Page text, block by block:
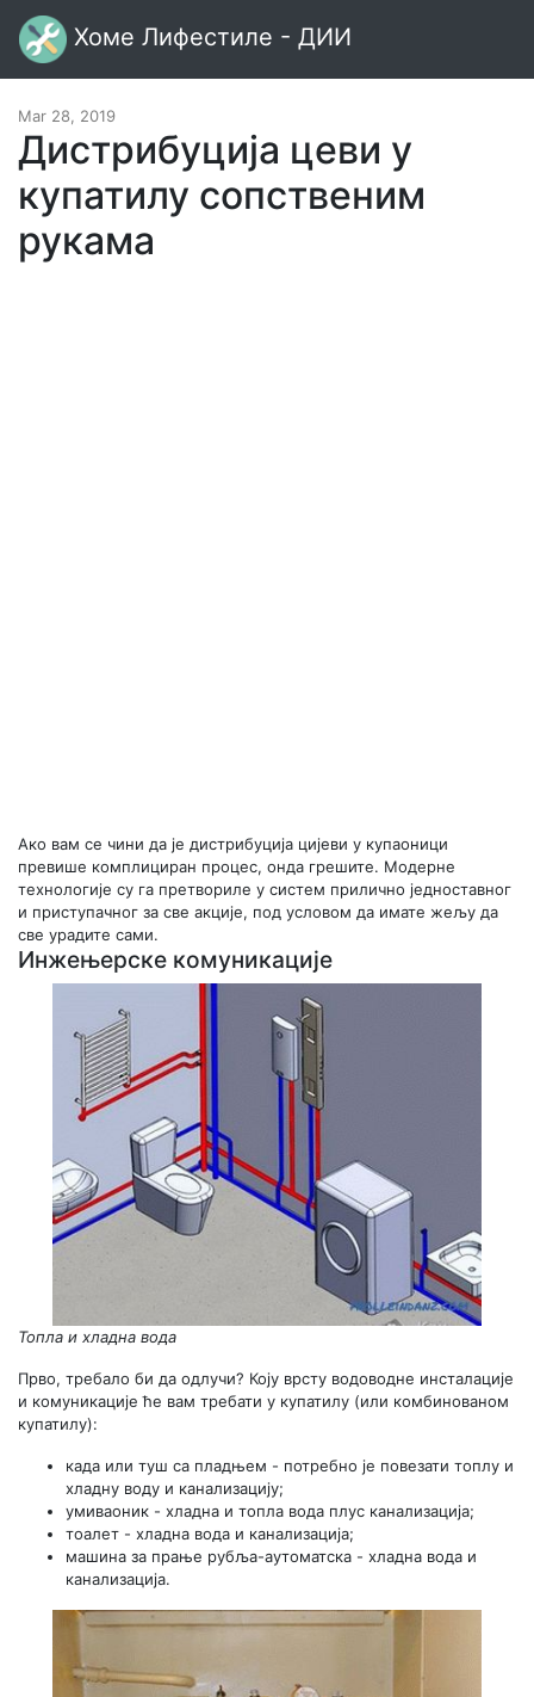
Хоме Лифестиле - ДИИ
Mar 28, 2019
Дистрибуција цеви у
купатилу сопственим
рукама
Ако вам се чини да је дистрибуција цијеви у купаоници
превише комплициран процес, онда грешите. Модерне
технологије су га претвориле у систем прилично једноставног
и приступачног за све акције, под условом да имате жељу да
све урадите сами.
Инжењерске комуникације
Топла и хладна вода
Прво, требало би да одлучи? Коју врсту водоводне инсталације
и комуникације ће вам требати у купатилу (или комбинованом
купатилу):
када или туш са пладњем - потребно је повезати топлу и
хладну воду и канализацију;
умиваоник - хладна и топла вода плус канализација;
тоалет - хладна вода и канализација;
машина за прање рубља-аутоматска - хладна вода и
канализација.